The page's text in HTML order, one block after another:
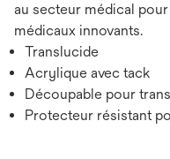
au secteur médical
médicaux innovants.
Translucide
Acrylique avec tack
Découpable pour
Protecteur résistant